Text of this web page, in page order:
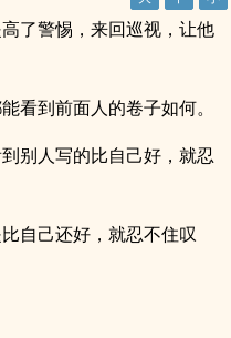
了警惕，来回巡视，让他
看到前面人的卷子如何。
别人写的比自己好，就忍
自己还好，就忍不住叹